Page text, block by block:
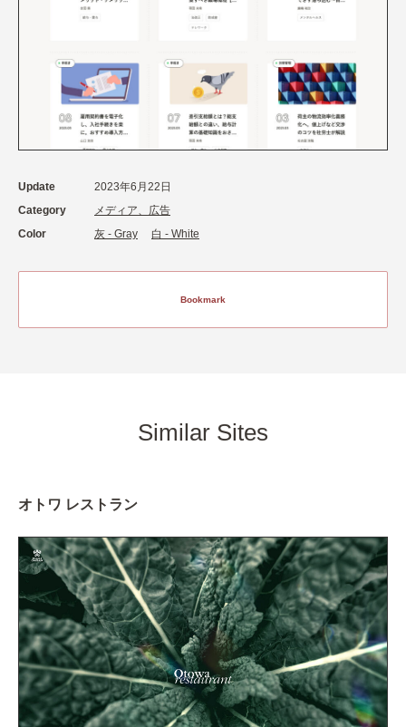
Update
2023年6月22日
Category
メディア、広告
Color
灰 - Gray 白 - White
Bookmark
Similar Sites
オトワ レストラン